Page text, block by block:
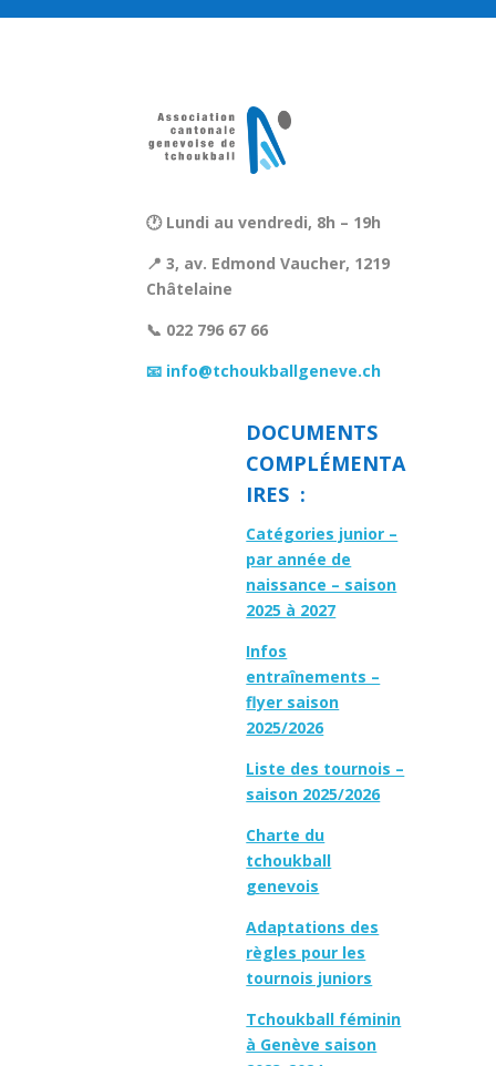
🕐 Lundi au vendredi, 8h – 19h
📍 3, av. Edmond Vaucher, 1219
Châtelaine
📞 022 796 67 66
📧 info@tchoukballgeneve.ch
DOCUMENTS
COMPLÉMENTA
IRES :
Catégories junior –
par année de
naissance – saison
2025 à 2027
Infos
entraînements –
flyer saison
2025/2026
Liste des tournois –
saison 2025/2026
Charte du
tchoukball
genevois
Adaptations des
règles pour les
tournois juniors
Tchoukball féminin
à Genève saison